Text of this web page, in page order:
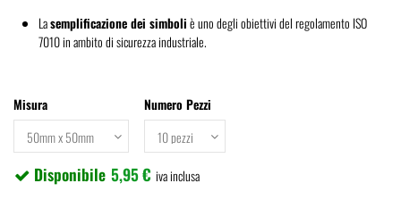
Lasemplificazione dei simboliè uno degli obiettivi del regolamento ISO
7010 in ambito di sicurezza industriale.
Misura Numero Pezzi
Disponibile 5,95 € iva inclusa